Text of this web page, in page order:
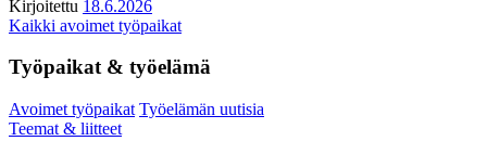
Kirjoitettu 18.6.2026
Kaikki avoimet työpaikat
Työpaikat & työelämä
Avoimet työpaikat Työelämän uutisia
Teemat & liitteet